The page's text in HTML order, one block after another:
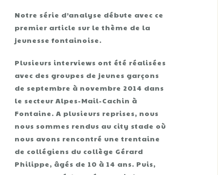
Notre série d’analyse débute avec ce
premier article sur le thème de la
jeunesse fontainoise.
Plusieurs interviews ont été réalisées
avec des groupes de jeunes garçons
de septembre à novembre 2014 dans
le secteur Alpes-Mail-Cachin à
Fontaine. A plusieurs reprises, nous
nous sommes rendus au city stade où
nous avons rencontré une trentaine
de collégiens du collège Gérard
Philippe, âgés de 10 à 14 ans. Puis,